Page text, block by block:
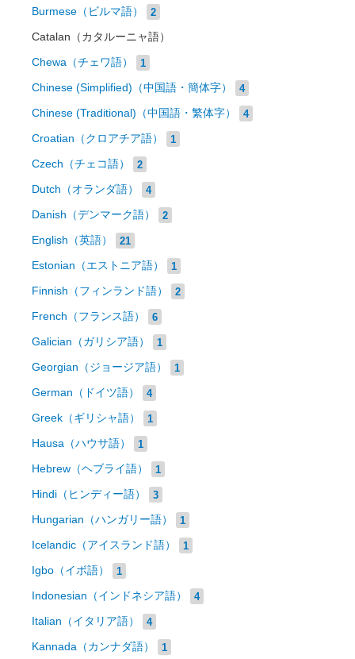
Burmese（ビルマ語） 2
Catalan（カタルーニャ語）
Chewa（チェワ語） 1
Chinese (Simplified)（中国語・簡体字） 4
Chinese (Traditional)（中国語・繁体字） 4
Croatian（クロアチア語） 1
Czech（チェコ語） 2
Dutch（オランダ語） 4
Danish（デンマーク語） 2
English（英語） 21
Estonian（エストニア語） 1
Finnish（フィンランド語） 2
French（フランス語） 6
Galician（ガリシア語） 1
Georgian（ジョージア語） 1
German（ドイツ語） 4
Greek（ギリシャ語） 1
Hausa（ハウサ語） 1
Hebrew（ヘブライ語） 1
Hindi（ヒンディー語） 3
Hungarian（ハンガリー語） 1
Icelandic（アイスランド語） 1
Igbo（イボ語） 1
Indonesian（インドネシア語） 4
Italian（イタリア語） 4
Kannada（カンナダ語） 1